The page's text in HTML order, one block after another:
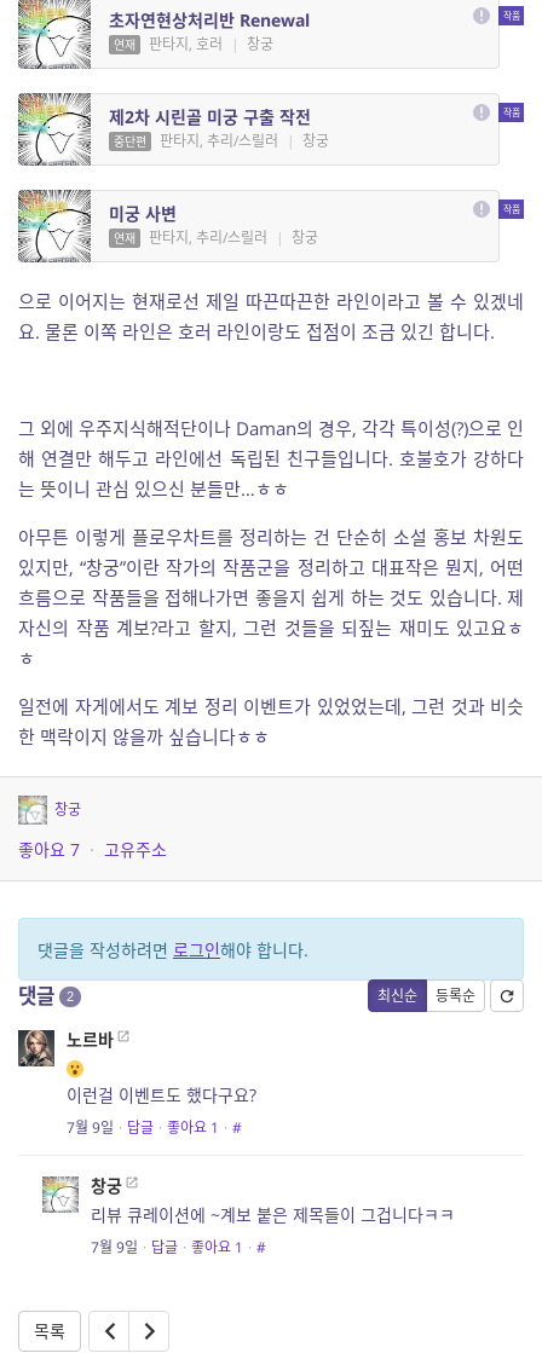
초자연현상처리반 Renewal
연재 판타지, 호러 | 창궁
제2차 시린골 미궁 구출 작전
중단편 판타지, 추리/스릴러 | 창궁
미궁 사변
연재 판타지, 추리/스릴러 | 창궁
으로 이어지는 현재로선 제일 따끈따끈한 라인이라고 볼 수 있겠네
요. 물론 이쪽 라인은 호러 라인이랑도 접점이 조금 있긴 합니다.
그 외에 우주지식해적단이나 Daman의 경우, 각각 특이성(?)으로 인
해 연결만 해두고 라인에선 독립된 친구들입니다. 호불호가 강하다
는 뜻이니 관심 있으신 분들만…ㅎㅎ
아무튼 이렇게 플로우차트를 정리하는 건 단순히 소설 홍보 차원도
있지만, “창궁”이란 작가의 작품군을 정리하고 대표작은 뭔지, 어떤
흐름으로 작품들을 접해나가면 좋을지 쉽게 하는 것도 있습니다. 제
자신의 작품 계보?라고 할지, 그런 것들을 되짚는 재미도 있고요ㅎ
ㅎ
일전에 자게에서도 계보 정리 이벤트가 있었었는데, 그런 것과 비슷
한 맥락이지 않을까 싶습니다ㅎㅎ
창궁
좋아요 7 · 고유주소
댓글을 작성하려면 로그인해야 합니다.
최신순 등록순
댓글 2
노르바
이런걸 이벤트도 했다구요?
7월 9일 · 답글 · 좋아요 1 · #
창궁
리뷰 큐레이션에 ~계보 붙은 제목들이 그겁니다ㅋㅋ
7월 9일 · 답글 · 좋아요 1 · #
목록